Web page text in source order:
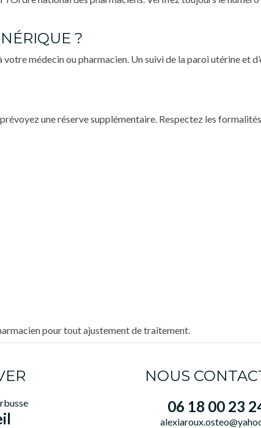
?
médecin ou pharmacien. Un suivi de la paroi utérine et
une réserve supplémentaire. Respectez les formalités
pour tout ajustement de traitement.
NOUS
06 18 00 23